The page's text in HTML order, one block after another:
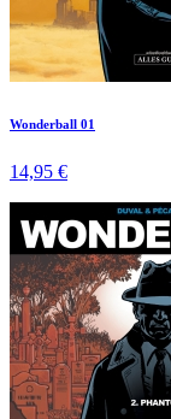
Wonderball 01
14,95 €